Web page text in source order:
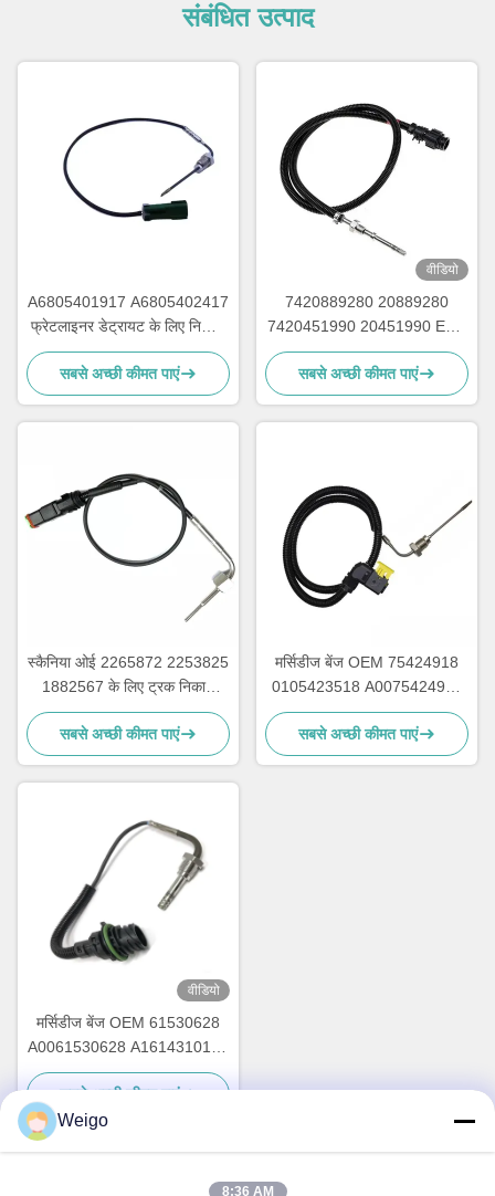
संबंधित उत्पाद
A6805401917 A6805402417
फ्रेटलाइनर डेट्रायट के लिए निकास
तापमान सेंसर
सबसे अच्छी कीमत पाएं
वीडियो
7420889280 20889280
7420451990 20451990 EGT
सेंसर DEUTZ ट्रक के लिए
सबसे अच्छी कीमत पाएं
स्कैनिया ओई 2265872 2253825
1882567 के लिए ट्रक निकास
तापमान ईजीटी सेंसर
सबसे अच्छी कीमत पाएं
मर्सिडीज बेंज OEM 75424918
0105423518 A0075424918
के लिए यूरो 6 निकास गैस तापमान
सेंसर
सबसे अच्छी कीमत पाएं
वीडियो
मर्सिडीज बेंज OEM 61530628
A0061530628 A1614310103
के लिए यूरो 5 निकास गैस तापमान
सेंसर
सबसे अच्छी कीमत पाएं
Weigo
8:36 AM